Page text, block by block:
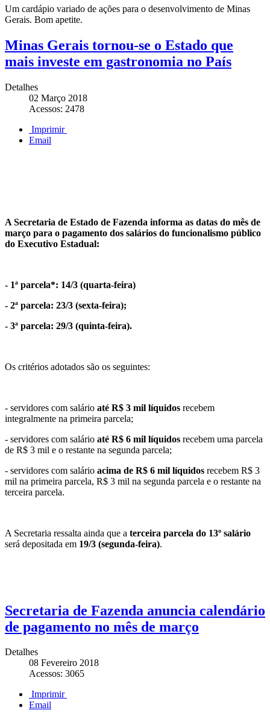
Um cardápio variado de ações para o desenvolvimento de Minas
Gerais. Bom apetite.
Minas Gerais tornou-se o Estado que
mais investe em gastronomia no País
Detalhes
02 Março 2018
Acessos: 2478
Imprimir
Email
A Secretaria de Estado de Fazenda informa as datas do mês de
março para o pagamento dos salários do funcionalismo público
do Executivo Estadual:
- 1ª parcela*: 14/3 (quarta-feira)
- 2ª parcela: 23/3 (sexta-feira);
- 3ª parcela: 29/3 (quinta-feira).
Os critérios adotados são os seguintes:
- servidores com salário até R$ 3 mil líquidos recebem
integralmente na primeira parcela;
- servidores com salário até R$ 6 mil líquidos recebem uma parcela
de R$ 3 mil e o restante na segunda parcela;
- servidores com salário acima de R$ 6 mil líquidos recebem R$ 3
mil na primeira parcela, R$ 3 mil na segunda parcela e o restante na
terceira parcela.
A Secretaria ressalta ainda que a terceira parcela do 13º salário
será depositada em 19/3 (segunda-feira).
Secretaria de Fazenda anuncia calendário
de pagamento no mês de março
Detalhes
08 Fevereiro 2018
Acessos: 3065
Imprimir
Email